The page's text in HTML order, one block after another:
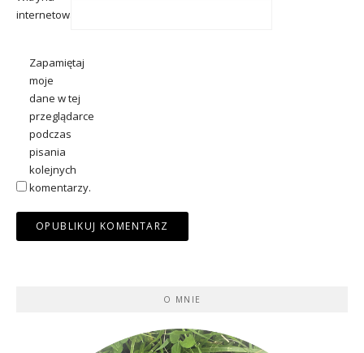
internetowa
Zapamiętaj
moje
dane w tej
przeglądarce
podczas
pisania
kolejnych
komentarzy.
O MNIE